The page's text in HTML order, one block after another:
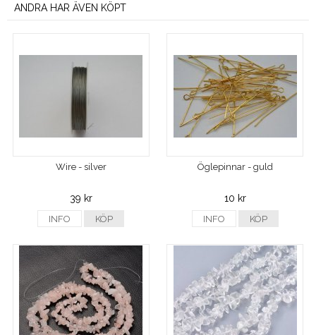
ANDRA HAR ÄVEN KÖPT
Wire - silver
39 kr
INFO KÖP
Öglepinnar - guld
10 kr
INFO KÖP